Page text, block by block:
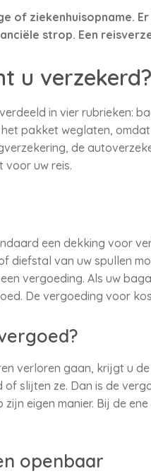
of ziekenhuisopname.
strop. Een
u verzekerd?
in vier rubrieken:
pakket weglaten,
de
voor uw reis.
een dekking voor
diefstal van uw spullen
vergoeding. Als uw
De vergoeding voor
verloren gaan, krijgt u
slijten ze. Dan is de
eigen manier. Bij de
openbaar